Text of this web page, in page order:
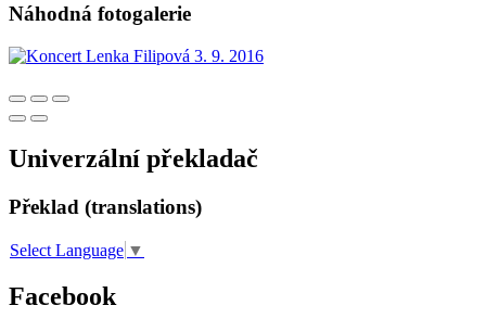
Náhodná fotogalerie
Univerzální překladač
Překlad (translations)
Select Language ▼
Facebook